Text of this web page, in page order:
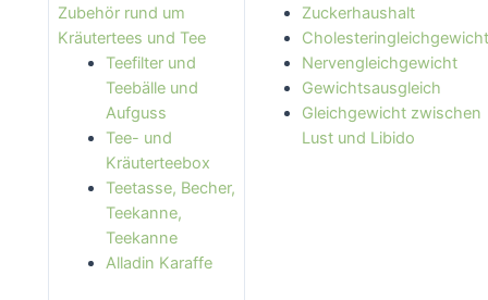
Zubehör rund um
Kräutertees und Tee
Teefilter und
Teebälle und
Aufguss
Tee- und
Kräuterteebox
Teetasse, Becher,
Teekanne,
Teekanne
Alladin Karaffe
Zuckerhaushalt
Cholesteringleichgewicht
Nervengleichgewicht
Gewichtsausgleich
Gleichgewicht zwischen
Lust und Libido